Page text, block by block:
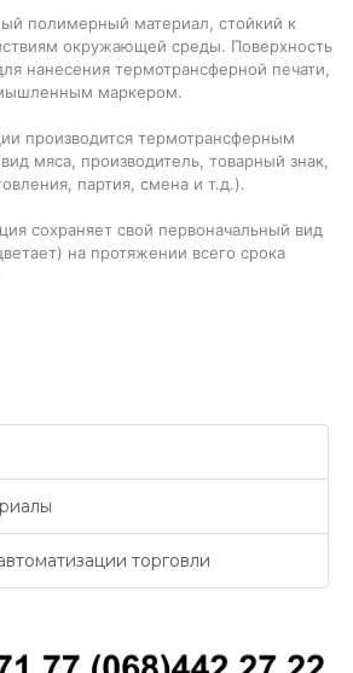
полимерный материал, стойкий к
окружающей среды. Поверхность
нанесения термотрансферной печати,
маркером.
производится термотрансферным
мяса, производитель, товарный знак,
партия, смена и т.д.).
сохраняет свой первоначальный вид
на протяжении всего срока
торговли